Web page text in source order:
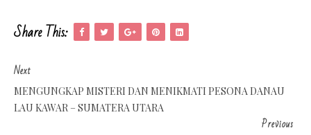
Share This:
Next
MENGUNGKAP MISTERI DAN MENIKMATI PESONA DANAU
LAU KAWAR – SUMATERA UTARA
Previous